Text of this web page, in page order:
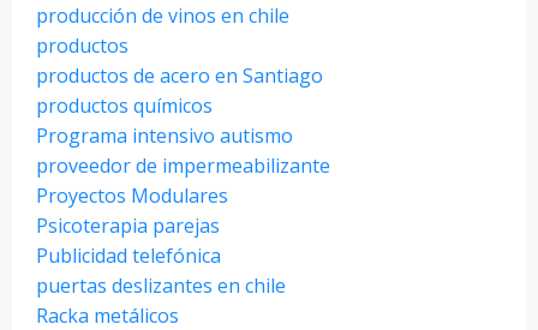
producción de vinos en chile
productos
productos de acero en Santiago
productos químicos
Programa intensivo autismo
proveedor de impermeabilizante
Proyectos Modulares
Psicoterapia parejas
Publicidad telefónica
puertas deslizantes en chile
Racka metálicos